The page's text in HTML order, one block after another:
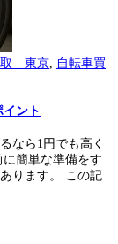
取 東京
自転車買
ント
なら1円でも高く
簡単な準備をす
ります。 この記